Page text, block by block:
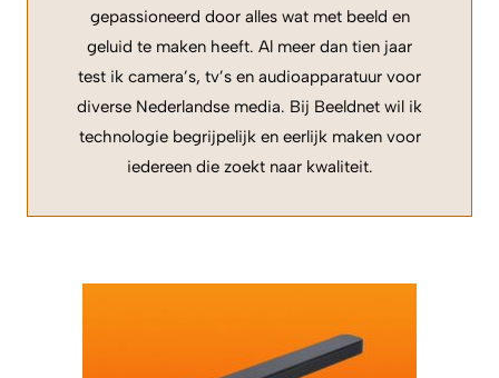
gepassioneerd door alles wat met beeld en
geluid te maken heeft. Al meer dan tien jaar
test ik camera’s, tv’s en audioapparatuur voor
diverse Nederlandse media. Bij Beeldnet wil ik
technologie begrijpelijk en eerlijk maken voor
iedereen die zoekt naar kwaliteit.